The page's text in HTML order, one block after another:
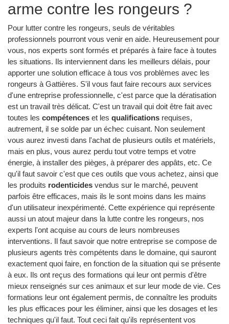
arme contre les rongeurs ?
Pour lutter contre les rongeurs, seuls de véritables
professionnels pourront vous venir en aide. Heureusement pour
vous, nos experts sont formés et préparés à faire face à toutes
les situations. Ils interviennent dans les meilleurs délais, pour
apporter une solution efficace à tous vos problèmes avec les
rongeurs à Gattières. S'il vous faut faire recours aux services
d'une entreprise professionnelle, c'est parce que la dératisation
est un travail très délicat. C'est un travail qui doit être fait avec
toutes les compétences et les qualifications requises,
autrement, il se solde par un échec cuisant. Non seulement
vous aurez investi dans l'achat de plusieurs outils et matériels,
mais en plus, vous aurez perdu tout votre temps et votre
énergie, à installer des pièges, à préparer des appâts, etc. Ce
qu'il faut savoir c'est que ces outils que vous achetez, ainsi que
les produits rodenticides vendus sur le marché, peuvent
parfois être efficaces, mais ils le sont moins dans les mains
d'un utilisateur inexpérimenté. Cette expérience qui représente
aussi un atout majeur dans la lutte contre les rongeurs, nos
experts l'ont acquise au cours de leurs nombreuses
interventions. Il faut savoir que notre entreprise se compose de
plusieurs agents très compétents dans le domaine, qui sauront
exactement quoi faire, en fonction de la situation qui se présente
à eux. Ils ont reçus des formations qui leur ont permis d'être
mieux renseignés sur ces animaux et sur leur mode de vie. Ces
formations leur ont également permis, de connaître les produits
les plus efficaces pour les éliminer, ainsi que les dosages et les
techniques qu'il faut. Tout ceci fait qu'ils représentent vos